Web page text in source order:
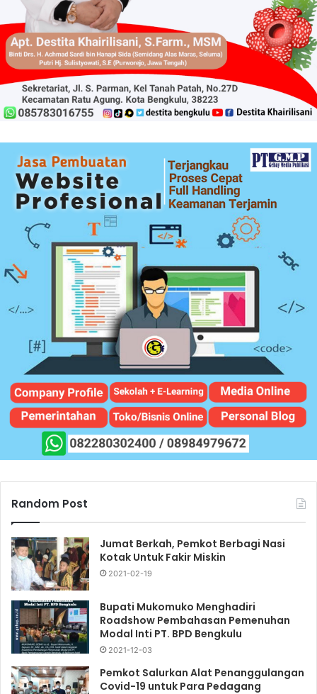
Random Post
Jumat Berkah, Pemkot Berbagi Nasi
Kotak Untuk Fakir Miskin
2021-02-19
Bupati Mukomuko Menghadiri
Roadshow Pembahasan Pemenuhan
Modal Inti PT. BPD Bengkulu
2021-12-03
Pemkot Salurkan Alat Penanggulangan
Covid-19 untuk Para Pedagang